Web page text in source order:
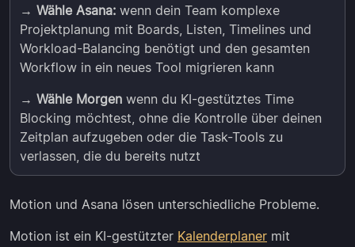
→ Wähle Asana: wenn dein Team komplexe
Projektplanung mit Boards, Listen, Timelines und
Workload-Balancing benötigt und den gesamten
Workflow in ein neues Tool migrieren kann
→ Wähle Morgen wenn du KI-gestütztes Time
Blocking möchtest, ohne die Kontrolle über deinen
Zeitplan aufzugeben oder die Task-Tools zu
verlassen, die du bereits nutzt
Motion und Asana lösen unterschiedliche Probleme.
Motion ist ein KI-gestützter Kalenderplaner mit